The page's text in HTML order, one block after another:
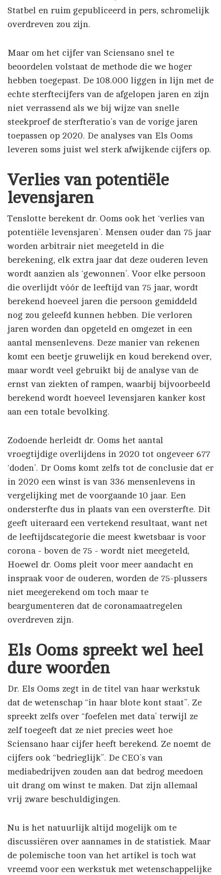
Statbel en ruim gepubliceerd in pers, schromelijk
overdreven zou zijn.
Maar om het cijfer van Sciensano snel te
beoordelen volstaat de methode die we hoger
hebben toegepast. De 108.000 liggen in lijn met de
echte sterftecijfers van de afgelopen jaren en zijn
niet verrassend als we bij wijze van snelle
steekproef de sterfteratio’s van de vorige jaren
toepassen op 2020. De analyses van Els Ooms
leveren soms juist wel sterk afwijkende cijfers op.
Verlies van potentiële
levensjaren
Tenslotte berekent dr. Ooms ook het ‘verlies van
potentiële levensjaren’. Mensen ouder dan 75 jaar
worden arbitrair niet meegeteld in die
berekening, elk extra jaar dat deze ouderen leven
wordt aanzien als ‘gewonnen’. Voor elke persoon
die overlijdt vóór de leeftijd van 75 jaar, wordt
berekend hoeveel jaren die persoon gemiddeld
nog zou geleefd kunnen hebben. Die verloren
jaren worden dan opgeteld en omgezet in een
aantal mensenlevens. Deze manier van rekenen
komt een beetje gruwelijk en koud berekend over,
maar wordt veel gebruikt bij de analyse van de
ernst van ziekten of rampen, waarbij bijvoorbeeld
berekend wordt hoeveel levensjaren kanker kost
aan een totale bevolking.
Zodoende herleidt dr. Ooms het aantal
vroegtijdige overlijdens in 2020 tot ongeveer 677
‘doden’. Dr Ooms komt zelfs tot de conclusie dat er
in 2020 een winst is van 336 mensenlevens in
vergelijking met de voorgaande 10 jaar. Een
ondersterfte dus in plaats van een oversterfte. Dit
geeft uiteraard een vertekend resultaat, want net
de leeftijdscategorie die meest kwetsbaar is voor
corona - boven de 75 - wordt niet meegeteld,
Hoewel dr. Ooms pleit voor meer aandacht en
inspraak voor de ouderen, worden de 75-plussers
niet meegerekend om toch maar te
beargumenteren dat de coronamaatregelen
overdreven zijn.
Els Ooms spreekt wel heel
dure woorden
Dr. Els Ooms zegt in de titel van haar werkstuk
dat de wetenschap “in haar blote kont staat”. Ze
spreekt zelfs over “foefelen met data’ terwijl ze
zelf toegeeft dat ze niet precies weet hoe
Sciensano haar cijfer heeft berekend. Ze noemt de
cijfers ook “bedrieglijk”. De CEO’s van
mediabedrijven zouden aan dat bedrog meedoen
uit drang om winst te maken. Dat zijn allemaal
vrij zware beschuldigingen.
Nu is het natuurlijk altijd mogelijk om te
discussiëren over aannames in de statistiek. Maar
de polemische toon van het artikel is toch wat
vreemd voor een werkstuk met wetenschappelijke